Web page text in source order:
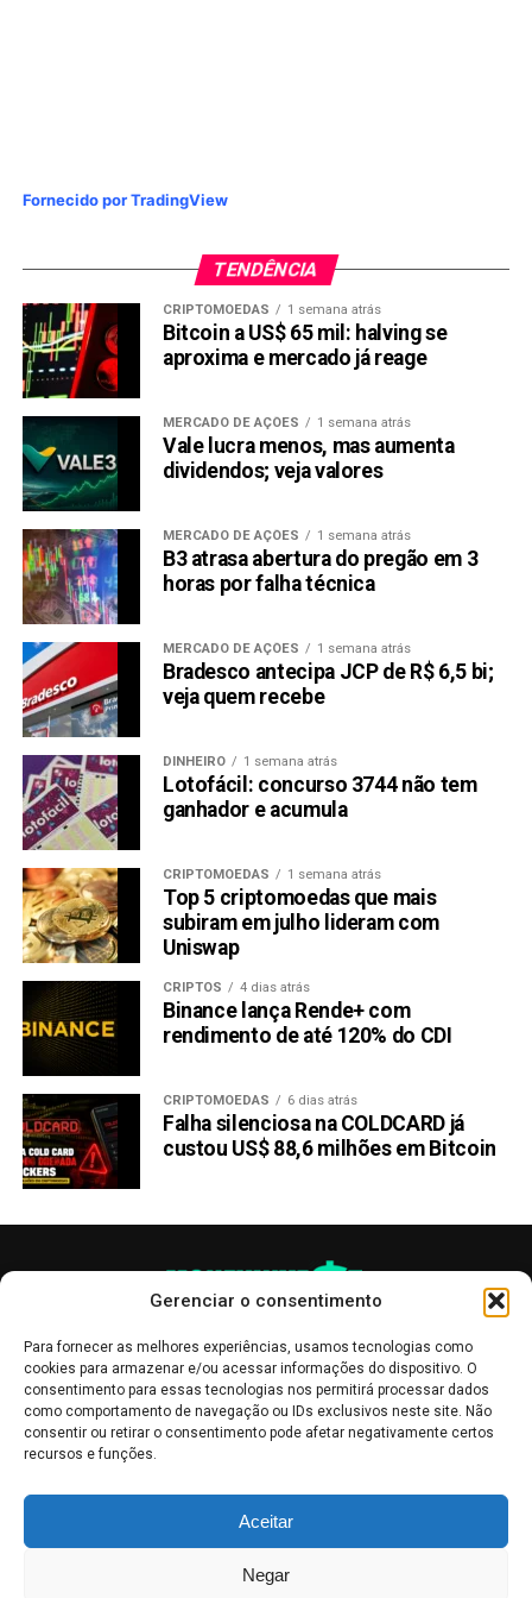
Gerenciar o consentimento
Para fornecer as melhores experiências, usamos tecnologias como
cookies para armazenar e/ou acessar informações do dispositivo. O
consentimento para essas tecnologias nos permitirá processar dados
como comportamento de navegação ou IDs exclusivos neste site. Não
consentir ou retirar o consentimento pode afetar negativamente certos
recursos e funções.
Aceitar
Negar
Fornecido por TradingView
TENDÊNCIA
CRIPTOMOEDAS 1 semana atrás
Bitcoin a US$ 65 mil: halving se
aproxima e mercado já reage
MERCADO DE AÇÕES 1 semana atrás
Vale lucra menos, mas aumenta
dividendos; veja valores
MERCADO DE AÇÕES 1 semana atrás
B3 atrasa abertura do pregão em 3
horas por falha técnica
MERCADO DE AÇÕES 1 semana atrás
Bradesco antecipa JCP de R$ 6,5 bi;
veja quem recebe
DINHEIRO 1 semana atrás
Lotofácil: concurso 3744 não tem
ganhador e acumula
CRIPTOMOEDAS 1 semana atrás
Top 5 criptomoedas que mais
subiram em julho lideram com
Uniswap
CRIPTOS 4 dias atrás
Binance lança Rende+ com
rendimento de até 120% do CDI
CRIPTOMOEDAS 6 dias atrás
Falha silenciosa na COLDCARD já
custou US$ 88,6 milhões em Bitcoin
informativo, servindo como boletins de divulgação, e não devem ser
interpretadas como recomendações de investimento.Leia mais
Bolsa de Valores